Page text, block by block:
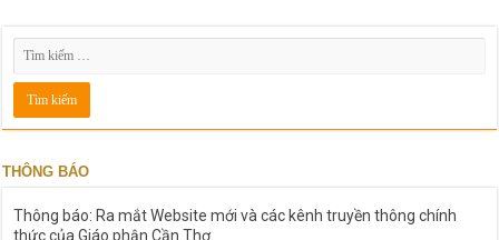
THÔNG BÁO
Thông báo: Ra mắt Website mới và các kênh truyền thông chính
thức của Giáo phận Cần Thơ